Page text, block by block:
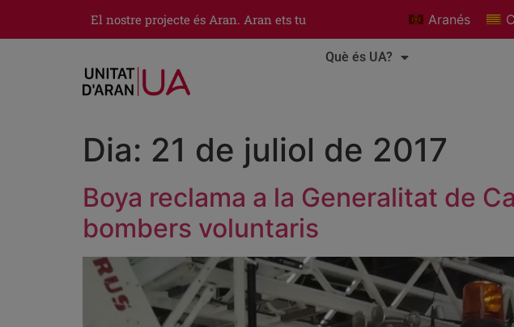
El nostre projecte és Aran. Aran ets tu Aranés
Què és UA?
Dia: 21 de juliol de 2017
Boya reclama a la Generalitat de
bombers voluntaris